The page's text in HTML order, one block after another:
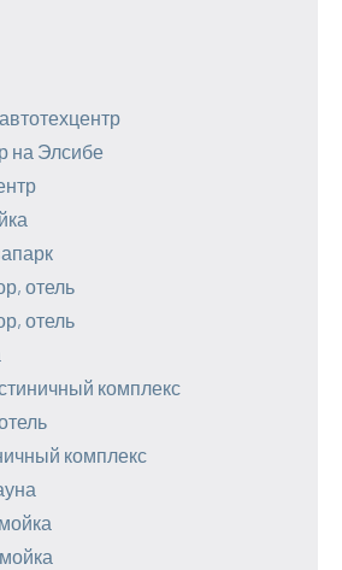
на Элсибе
отель
отель
комплекс
комплекс